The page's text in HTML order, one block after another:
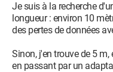
Je suis à la recherche
longueur : environ 10
des pertes de données
Sinon, j'en trouve de 5
en passant par un